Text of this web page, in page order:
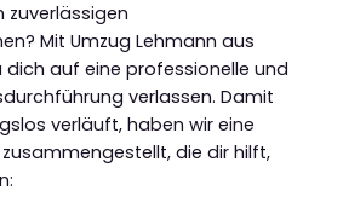
Mit Umzug Lehmann aus
dich auf eine professionelle und
verlassen. Damit
verläuft, haben wir eine
die dir hilft,